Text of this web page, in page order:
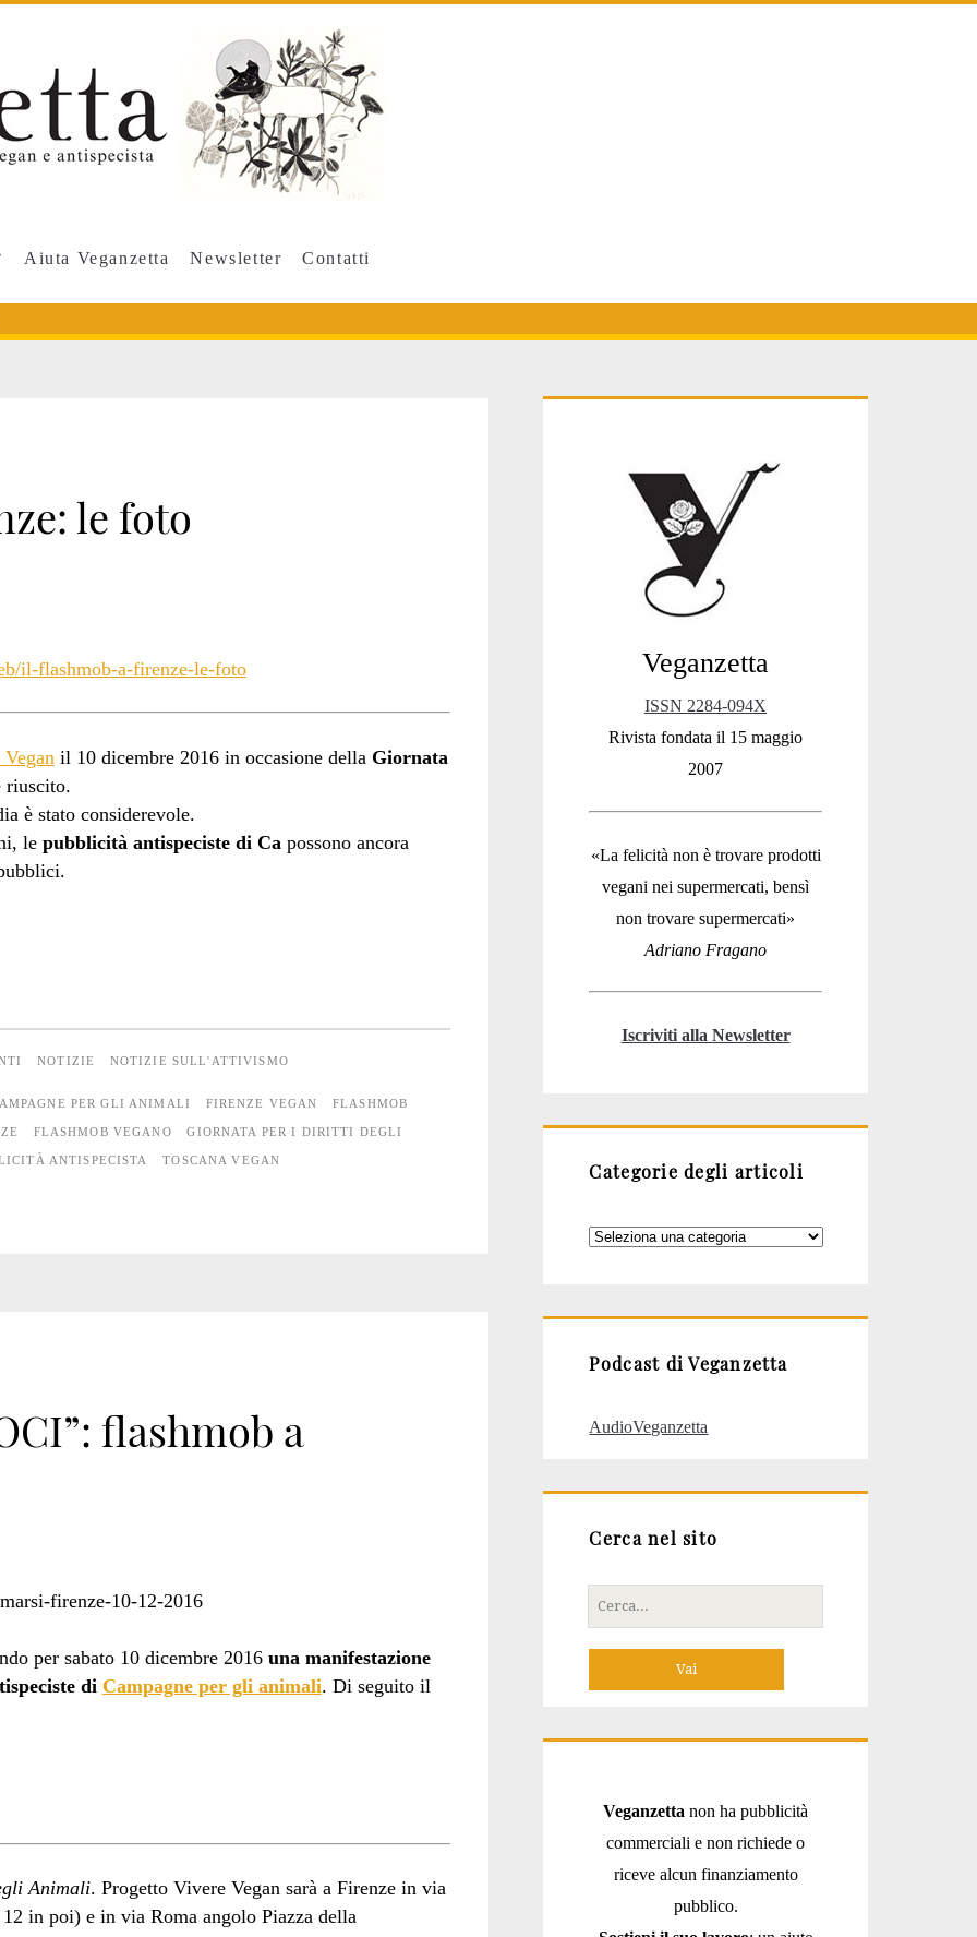
Aiuta Veganzetta Newsletter Contatti
le foto
il-flashmob-a-firenze-le-foto
il 10 dicembre 2016 in occasione della Giornata
riuscito.
è stato considerevole.
le pubblicità antispeciste di Ca possono ancora
NOTIZIE NOTIZIE SULL'ATTIVISMO
PER GLI ANIMALI FIRENZE VEGAN FLASHMOB
FLASHMOB VEGANO GIORNATA PER I DIRITTI DEGLI
ANTISPECISTA TOSCANA VEGAN
flashmob a
per sabato 10 dicembre 2016 una manifestazione
di Campagne per gli animali. Di seguito il
Animali. Progetto Vivere Vegan sarà a Firenze in via
in poi) e in via Roma angolo Piazza della
Sidebar
Veganzetta
ISSN 2284-094X
Rivista fondata il 15 maggio
2007
«La felicità non è trovare prodotti
vegani nei supermercati, bensì
non trovare supermercati»
Adriano Fragano
Iscriviti alla Newsletter
Categorie degli articoli
Categorie
Podcast di Veganzetta
AudioVeganzetta
Cerca nel sito
Cerca
per:
Veganzetta non ha pubblicità
commerciali e non richiede o
riceve alcun finanziamento
pubblico.